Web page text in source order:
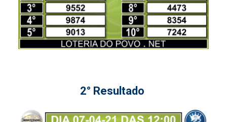
2° Resultado